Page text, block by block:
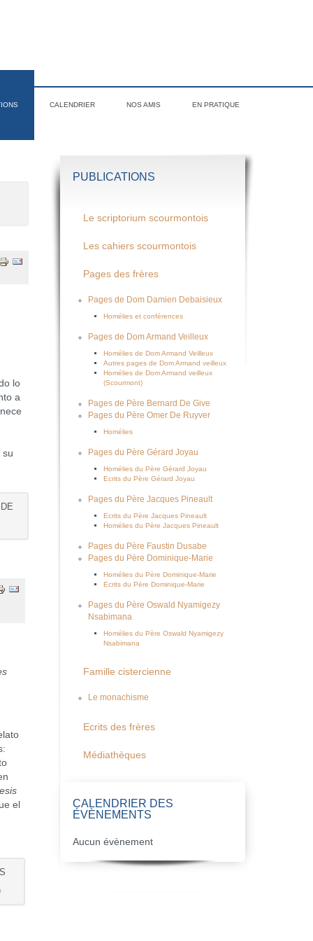
CALENDRIER NOS AMIS EN PRATIQUE
lo
a
su
el
PUBLICATIONS
Le scriptorium scourmontois
Les cahiers scourmontois
Pages des frères
Pages de Dom Damien Debaisieux
Homélies et conférences
Pages de Dom Armand Veilleux
Homélies de Dom Armand Veilleux
Autres pages de Dom Armand veilleux
Homélies de Dom Armand veilleux
(Scourmont)
Pages de Père Bernard De Give
Pages du Père Omer De Ruyver
Homélies
Pages du Père Gérard Joyau
Homélies du Père Gérard Joyau
Ecrits du Père Gérard Joyau
Pages du Père Jacques Pineault
Ecrits du Père Jacques Pineault
Homélies du Père Jacques Pineault
Pages du Père Faustin Dusabe
Pages du Père Dominique-Marie
Homélies du Père Dominique-Marie
Ecrits du Père Dominique-Marie
Pages du Père Oswald Nyamigezy
Nsabimana
Homélies du Père Oswald Nyamigezy
Nsabimana
Famille cistercienne
Le monachisme
Ecrits des frères
Médiathèques
CALENDRIER DES
ÉVÈNEMENTS
Aucun évènement